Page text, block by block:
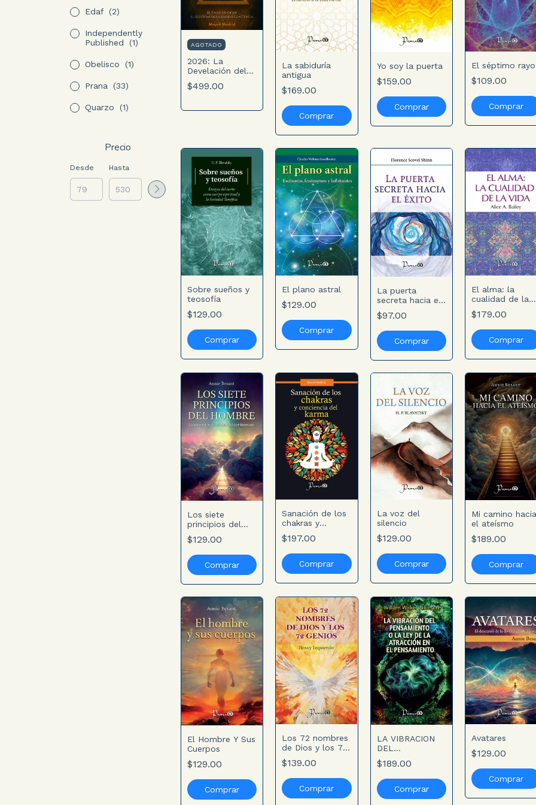
Edaf (2)
Independently
Published
(1)
Obelisco (1)
Prana (33)
Quarzo (1)
Precio
Desde Hasta
AGOTADO
2026: La
Develación del
Código 3-6-9 y
la Profecía de la
$499.00
La sabiduría
antigua
$169.00
Yo soy la puerta
$159.00
El séptimo rayo
$109.00
Sobre sueños y
teosofía
$129.00
El plano astral
$129.00
La puerta
secreta hacia el
éxito
$97.00
El alma: la
cualidad de la
vida
$179.00
Los siete
principios del
hombre
$129.00
Sanación de los
chakras y
conciencia del
karma
$197.00
La voz del
silencio
$129.00
Mi camino hacia
el ateísmo
$189.00
El Hombre Y Sus
Cuerpos
$129.00
Los 72 nombres
de Dios y los 72
genios
$139.00
LA VIBRACION
DEL
PENSAMIENTO O
LA LEY DE LA
ATRACCION EN
EL
PENSAMIENTO
$189.00
Avatares
$129.00